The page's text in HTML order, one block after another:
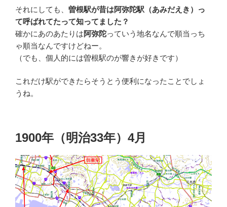
それにしても、 曽根駅が昔は阿弥陀駅（あみだえき）っ
て呼ばれてたって知ってました？
確かにあのあたりは阿弥陀っていう地名なんで順当っち
ゃ順当なんですけどねー。
（でも、個人的には曽根駅のが響きが好きです）
これだけ駅ができたらそうとう便利になったことでしょ
うね。
1900年（明治33年）4月